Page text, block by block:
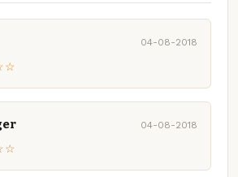
04-08-2018
04-08-2018